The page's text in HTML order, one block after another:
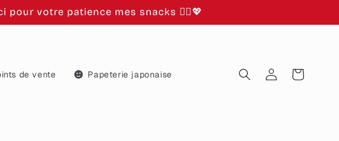
pour votre patience mes snacks 🙂‍↕️💖
de vente Papeterie japonaise ConnexionPanier